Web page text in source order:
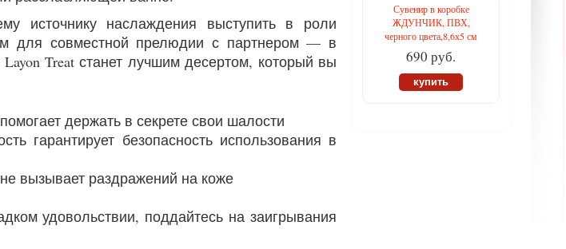
источнику наслаждения выступить в роли
для совместной прелюдии с партнером — в
Treat станет лучшим десертом, который вы
держать в секрете свои шалости
гарантирует безопасность использования в
вызывает раздражений на коже
удовольствии, поддайтесь на заигрывания
Сувенир в коробке
ЖДУНЧИК, ПВХ,
черного цвета,8,6х5 см
690 руб.
купить